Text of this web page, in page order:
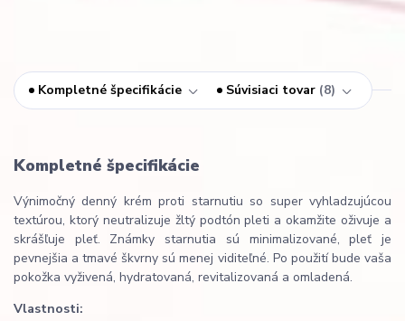
Kompletné špecifikácie Súvisiaci tovar 8
Kompletné špecifikácie
Výnimočný denný krém proti starnutiu so super vyhladzujúcou
textúrou, ktorý neutralizuje žltý podtón pleti a okamžite oživuje a
skrášľuje pleť. Známky starnutia sú minimalizované, pleť je
pevnejšia a tmavé škvrny sú menej viditeľné. Po použití bude vaša
pokožka vyživená, hydratovaná, revitalizovaná a omladená.
Vlastnosti: